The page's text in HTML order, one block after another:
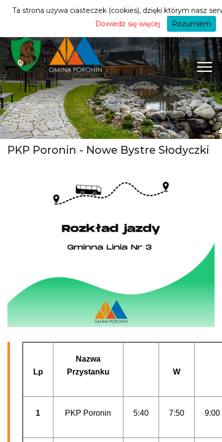
turysty
PKP Poronin - Nowe Bystre Słodyczki
Lp
Nazwa
Przystanku
W
1 PKP Poronin 5:40 7:50 9:00
Ta strona używa ciasteczek (cookies), dzięki którym nasz
Dowiedz się więcej
Rozumiem